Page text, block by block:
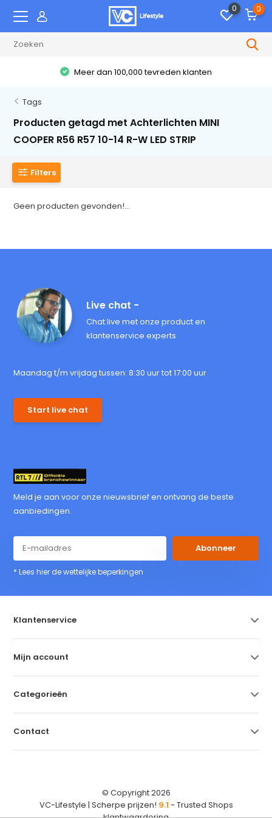
0 0
Meer dan 100,000 tevreden klanten
Tags
Producten getagd met Achterlichten MINI
COOPER R56 R57 10-14 R-W LED STRIP
Filters
Geen producten gevonden!...
Live chat -
Chat live met onze product en
klantenservice experts
Maandag t/m vrijdag tussen: 8:30 uur tot 17:00 uur
Start live chat
Meld je aan voor onze nieuwsbrief en ontvang de beste
aanbiedingen.
Abonneer
* Lees hier de wettelijke beperkingen
Klantenservice
Mijn account
Categorieën
Contact
© Copyright 2026
VC-Lifestyle | Scherpe prijzen! 9.1 - Trusted Shops